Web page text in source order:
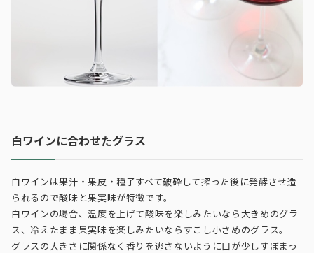
白ワインに合わせたグラス
白ワインは果汁・果皮・種子すべて破砕して搾った後に発酵させ造
られるので酸味と果実味が特徴です。
白ワインの場合、温度を上げて酸味を楽しみたいなら大きめのグラ
ス、冷えたまま果実味を楽しみたいならすこし小さめのグラス。
グラスの大きさに関係なく香りを逃さないように口が少しすぼまっ